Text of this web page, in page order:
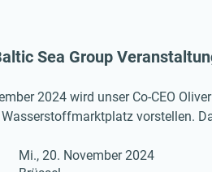
Sea Group
2024 wird unser Co-CEO
vorstellen.
Mi., 20. November 2024